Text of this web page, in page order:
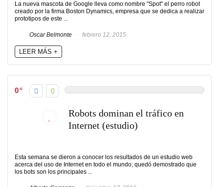
La nueva mascota de Google lleva como nombre "Spot" el perro robot
creado por la firma Boston Dynamics, empresa que se dedica a realizar
prototipos de este ...
Oscar Belmonte febrero 12, 2015
LEER MÁS +
0
Robots dominan el tráfico en
Internet (estudio)
Esta semana se dieron a conocer los resultados de un estudio web
acerca del uso de Internet en todo el mundo; quedó demostrado que
los bots son los principales ...